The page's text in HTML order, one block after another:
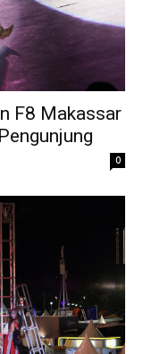
F8 Makassar
0